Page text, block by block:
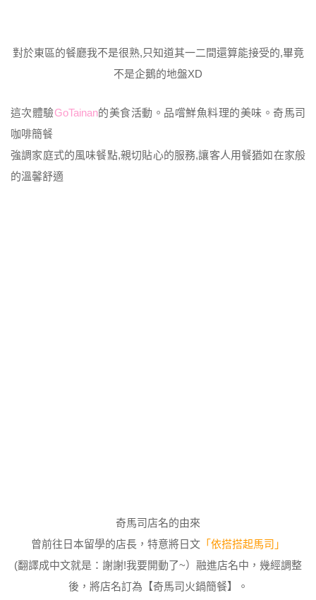
對於東區的餐廳我不是很熟,只知道其一二間還算能接受的,畢竟
不是企鵝的地盤XD
這次體驗GoTainan的美食活動。品嚐鮮魚料理的美味。奇馬司
咖啡簡餐
強調家庭式的風味餐點,親切貼心的服務,讓客人用餐猶如在家般
的溫馨舒適
奇馬司店名的由來
曾前往日本留學的店長，特意將日文 「依搭搭起馬司」
(翻譯成中文就是：謝謝!我要開動了~）融進店名中，幾經調整
後，將店名訂為【奇馬司火鍋簡餐】。